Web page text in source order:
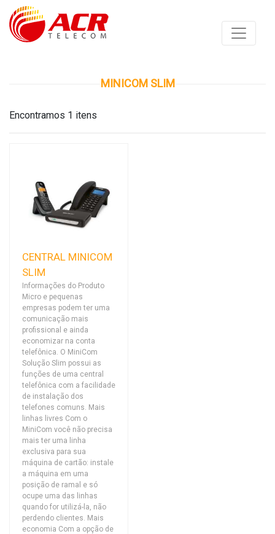
MINICOM SLIM
Encontramos 1 itens
CENTRAL MINICOM
SLIM
Informações do Produto
Micro e pequenas
empresas podem ter uma
comunicação mais
profissional e ainda
economizar na conta
telefônica. O MiniCom
Solução Slim possui as
funções de uma central
telefônica com a facilidade
de instalação dos
telefones comuns. Mais
linhas livres Com o
MiniCom você não precisa
mais ter uma linha
exclusiva para sua
máquina de cartão: instale
a máquina em uma
posição de ramal e só
ocupe uma das linhas
quando for utilizá-la, não
perdendo clientes. Mais
economia Com a opção de